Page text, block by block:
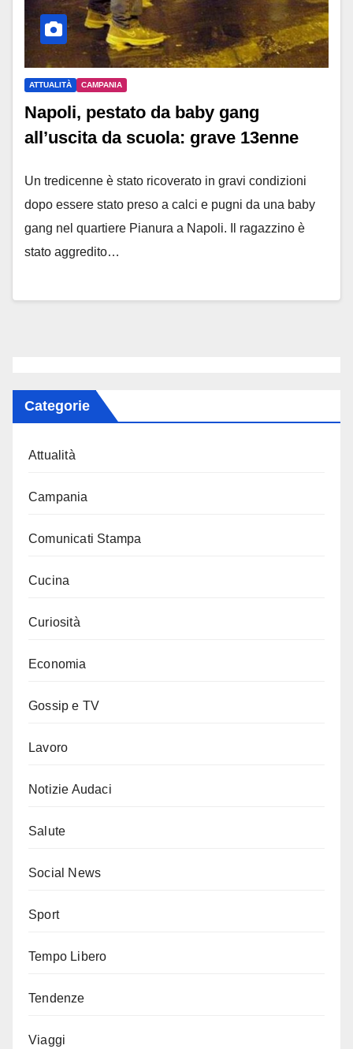
ATTUALITÀ CAMPANIA
Napoli, pestato da baby gang
all’uscita da scuola: grave 13enne
Un tredicenne è stato ricoverato in gravi condizioni
dopo essere stato preso a calci e pugni da una baby
gang nel quartiere Pianura a Napoli. Il ragazzino è
stato aggredito…
Categorie
Attualità
Campania
Comunicati Stampa
Cucina
Curiosità
Economia
Gossip e TV
Lavoro
Notizie Audaci
Salute
Social News
Sport
Tempo Libero
Tendenze
Viaggi